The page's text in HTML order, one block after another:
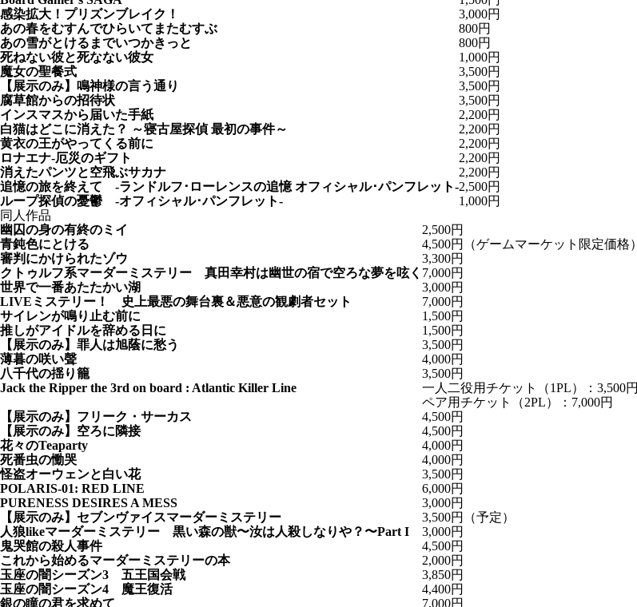
感染拡大！プリズンブレイク！
3,000円
あの春をむすんでひらいてまたむすぶ
800円
あの雪がとけるまでいつかきっと
800円
死ねない彼と死なない彼女
1,000円
魔女の聖餐式
3,500円
【展示のみ】鳴神様の言う通り
3,500円
腐草館からの招待状
3,500円
インスマスから届いた手紙
2,200円
白猫はどこに消えた？ ～寝古屋探偵 最初の事件～
2,200円
黄衣の王がやってくる前に
2,200円
ロナエナ-厄災のギフト
2,200円
消えたパンツと空飛ぶサカナ
2,200円
追憶の旅を終えて -ランドルフ･ローレンスの追憶 オフィシャル･パンフレット-2,500円
ループ探偵の憂鬱 -オフィシャル･パンフレット-
1,000円
同人作品
幽囚の身の有終のミイ
2,500円
青鈍色にとける
4,500円（ゲームマーケット限定価格）
審判にかけられたゾウ
3,300円
クトゥルフ系マーダーミステリー 真田幸村は幽世の宿で空ろな夢を呟く 7,000円
世界で一番あたたかい湖
3,000円
LIVEミステリー！ 史上最悪の舞台裏＆悪意の観劇者セット
7,000円
サイレンが鳴り止む前に
1,500円
推しがアイドルを辞める日に
1,500円
【展示のみ】罪人は旭蔭に愁う
3,500円
薄暮の咲い聲
4,000円
八千代の揺り籠
3,500円
Jack the Ripper the 3rd on board : Atlantic Killer Line
一人二役用チケット（1PL）：3,500円
ペア用チケット（2PL）：7,000円
【展示のみ】フリーク・サーカス
4,500円
【展示のみ】空ろに隣接
4,500円
花々のTeaparty
4,000円
死番虫の慟哭
4,000円
怪盗オーウェンと白い花
3,500円
POLARIS-01: RED LINE
6,000円
PURENESS DESIRES A MESS
3,000円
【展示のみ】セブンヴァイスマーダーミステリー
3,500円（予定）
人狼likeマーダーミステリー 黒い森の獣〜汝は人殺しなりや？〜Part I
3,000円
鬼哭館の殺人事件
4,500円
これから始めるマーダーミステリーの本
2,000円
玉座の闇シーズン3 五王国会戦
3,850円
玉座の闇シーズン4 魔王復活
4,400円
銀の瞳の君を求めて
7,000円